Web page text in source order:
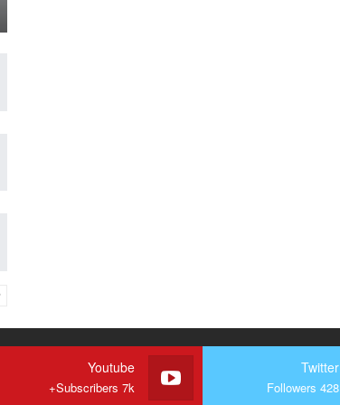
Twitter
Followers 428
Youtube
Subscribers 7k+